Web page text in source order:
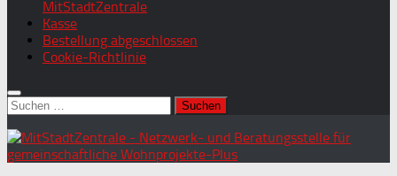
MitStadtZentrale
Kasse
Bestellung abgeschlossen
Cookie-Richtlinie
Suchen
nach: